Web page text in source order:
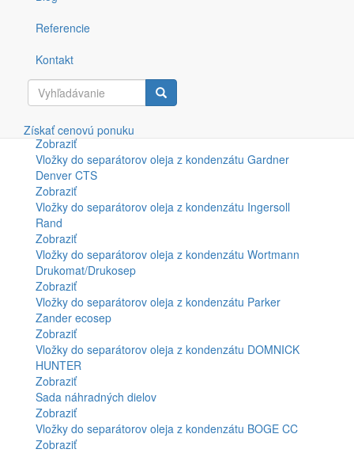
Referencie
Kontakt
Získať cenovú ponuku
Vložky do separátorov oleja z kondenzátu ALUP
Zobraziť
Vložky do separátorov oleja z kondenzátu Jorc Puro a
SEPREMIUM
Vložky do separátorov oleja z kondenzátu HIROSS OWS
Zobraziť
Vložky do separátorov oleja z kondenzátu Gardner
Denver CTS
Zobraziť
Vložky do separátorov oleja z kondenzátu Ingersoll
Rand
Zobraziť
Vložky do separátorov oleja z kondenzátu Wortmann
Drukomat/Drukosep
Zobraziť
Vložky do separátorov oleja z kondenzátu Parker
Zander ecosep
Zobraziť
Vložky do separátorov oleja z kondenzátu DOMNICK
HUNTER
Zobraziť
Sada náhradných dielov
Zobraziť
Vložky do separátorov oleja z kondenzátu BOGE CC
Zobraziť